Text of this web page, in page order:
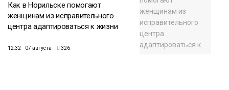
Как в Норильске помогают
женщинам из исправительного
центра адаптироваться к жизни
12:32 07 августа 326